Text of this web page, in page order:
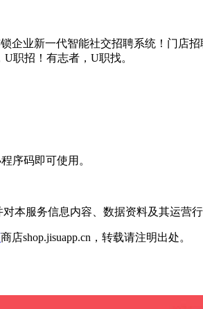
企业新一代智能社交招聘系统！门店
职招！有志者，U职找。
序码即可使用。
本服务信息内容、数据资料及其运营
商店shop.jisuapp.cn，转载请注明出处。